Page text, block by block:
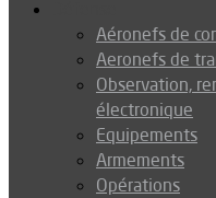
Aéronefs de
Aeronefs de
Observation,
électronique
Equipements
Armements
Opérations